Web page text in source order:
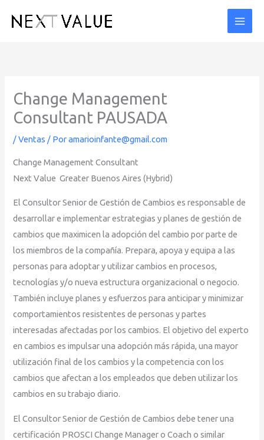
Change Management
Consultant PAUSADA
/Ventas / Poramarioinfante@gmail.com
Change Management Consultant
Next Value Greater Buenos Aires (Hybrid)
El Consultor Senior de Gestión de Cambios es responsable de
desarrollar e implementar estrategias y planes de gestión de
cambios que maximicen la adopción del cambio por parte de
los miembros de la compañía. Prepara, apoya y equipa a las
personas para adoptar y utilizar cambios en procesos,
tecnologías y/o nueva estructura organizacional o negocio.
También incluye planes y esfuerzos para anticipar y minimizar
comportamientos resistentes de personas y partes
interesadas afectadas por los cambios. El objetivo del experto
en cambios es impulsar una adopción más rápida, una mayor
utilización final de los cambios y la competencia con los
cambios que afectan a los empleados que deben utilizar los
cambios en su trabajo diario.
El Consultor Senior de Gestión de Cambios debe tener una
certificación PROSCI Change Manager o Coach o similar